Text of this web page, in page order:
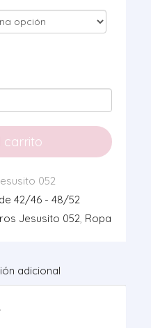
carrito
052
42/46 - 48/52
Jesusito 052, Ropa
adicional